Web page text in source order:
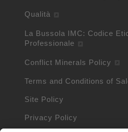
Qualità
La Bussola IMC: Codice
Professionale
Conflict Minerals Policy
Terms and Conditions of
Site Policy
Privacy Policy